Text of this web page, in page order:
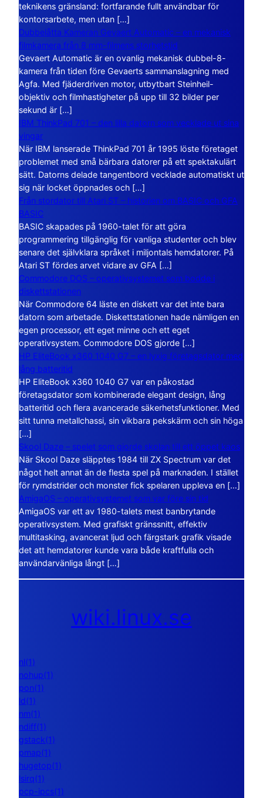
teknikens gränsland: fortfarande fullt användbar för
kontorsarbete, men utan […]
Dubbelåtta Kameran Gevaert Automatic – en mekanisk
filmkamera från 8 mm-filmens storhetstid
Gevaert Automatic är en ovanlig mekanisk dubbel-8-
kamera från tiden före Gevaerts sammanslagning med
Agfa. Med fjäderdriven motor, utbytbart Steinheil-
objektiv och filmhastigheter på upp till 32 bilder per
sekund är […]
IBM ThinkPad 701 – den lilla datorn som vecklade ut sina
vingar
När IBM lanserade ThinkPad 701 år 1995 löste företaget
problemet med små bärbara datorer på ett spektakulärt
sätt. Datorns delade tangentbord vecklade automatiskt ut
sig när locket öppnades och […]
Från stordator till Atari ST – historien om BASIC och GFA
BASIC
BASIC skapades på 1960-talet för att göra
programmering tillgänglig för vanliga studenter och blev
senare det självklara språket i miljontals hemdatorer. På
Atari ST fördes arvet vidare av GFA […]
Commodore DOS – operativsystemet som bodde i
diskettstationen
När Commodore 64 läste en diskett var det inte bara
datorn som arbetade. Diskettstationen hade nämligen en
egen processor, ett eget minne och ett eget
operativsystem. Commodore DOS gjorde […]
HP EliteBook x360 1040 G7 – en lyxig företagsdator med
lång batteritid
HP EliteBook x360 1040 G7 var en påkostad
företagsdator som kombinerade elegant design, lång
batteritid och flera avancerade säkerhetsfunktioner. Med
sitt tunna metallchassi, sin vikbara pekskärm och sin höga
[…]
Skool Daze – spelet som gjorde skolan till ett öppet kaos
När Skool Daze släpptes 1984 till ZX Spectrum var det
något helt annat än de flesta spel på marknaden. I stället
för rymdstrider och monster fick spelaren uppleva en […]
AmigaOS – operativsystemet som var före sin tid
AmigaOS var ett av 1980-talets mest banbrytande
operativsystem. Med grafiskt gränssnitt, effektiv
multitasking, avancerat ljud och färgstark grafik visade
det att hemdatorer kunde vara både kraftfulla och
användarvänliga långt […]
wiki.linux.se
nl(1)
nohup(1)
pon(1)
ld(1)
nm(1)
ndiff(1)
gstack(1)
pmap(1)
hugetop(1)
lsirq(1)
pcp-ipcs(1)